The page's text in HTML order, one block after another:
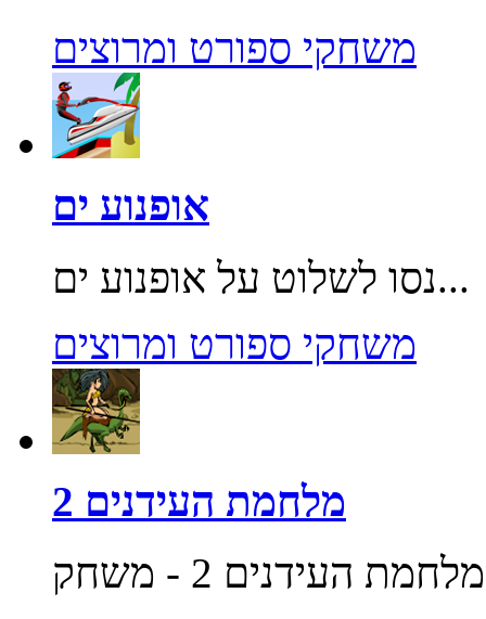
משחקי ספורט ומרוצים
אופנוע ים
נסו לשלוט על אופנוע ים...
משחקי ספורט ומרוצים
מלחמת העידנים 2